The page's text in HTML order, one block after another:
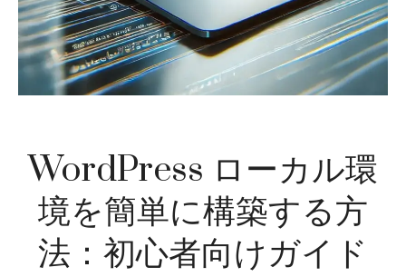
WordPress ローカル環
境を簡単に構築する方
法：初心者向けガイド